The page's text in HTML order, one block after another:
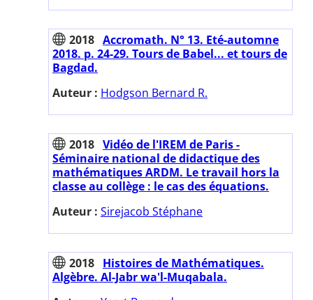
2018 Accromath. N° 13. Eté-automne
2018. p. 24-29. Tours de Babel... et tours de
Bagdad.
Auteur : Hodgson Bernard R.
2018 Vidéo de l'IREM de Paris -
Séminaire national de didactique des
mathématiques ARDM. Le travail hors la
classe au collège : le cas des équations.
Auteur : Sirejacob Stéphane
2018 Histoires de Mathématiques.
Algèbre. Al-Jabr wa'l-Muqabala.